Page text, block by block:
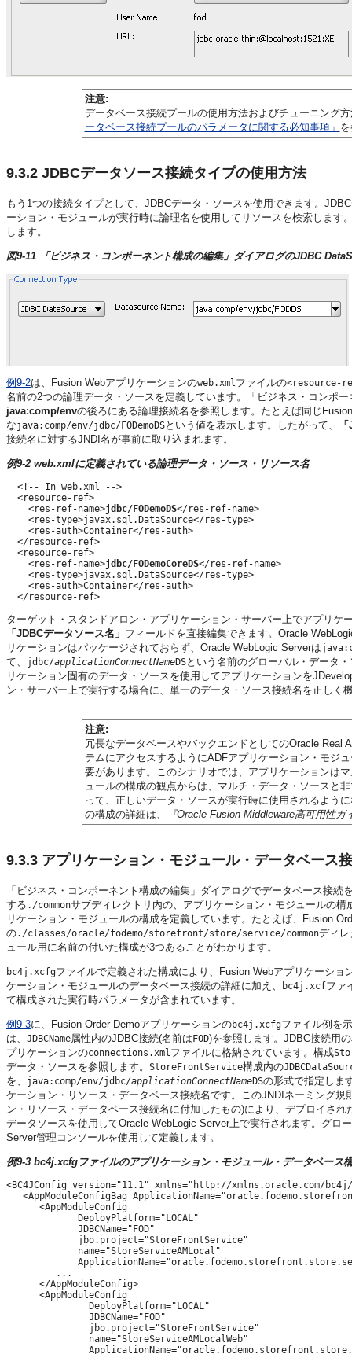
注意:
データベース接続プールの使用方法およびチューニング
ータベース接続プールのパラメータに関する必知事項」
9.3.2 JDBCデータソース接続タイプの使用方法
もう1つの接続タイプとして、JDBCデータ・ソースを使用できます。
ーション・モジュールが実行時に論理名を使用してリソースを検索します
します。
図9-11 「ビジネス・コンポーネント構成の編集」ダイアログのJDBC
例9-2は、Fusion Webアプリケーションのweb.xmlファイルの<resource-
名前の2つの論理データ・ソースを定義しています。「ビジネス・コンポ
java:comp/envの後ろにある論理接続名を参照します。たとえば同じ
なjava:comp/env/jdbc/FODemoDSという値を表示します。したがって、
接続名に対するJNDI名が事前に取り込まれます。
例9-2 web.xmlに定義されている論理データ・ソース・リソース名
  <!-- In web.xml -->
  <resource-ref>
    <res-ref-name>
jdbc/FODemoDS</res-ref-name>
    <res-type>javax.sql.DataSource</res-type>
    <res-auth>Container</res-auth>
  </resource-ref>
  <resource-ref>
    <res-ref-name>
jdbc/FODemoCoreDS</res-ref-name>
    <res-type>javax.sql.DataSource</res-type>
    <res-auth>Container</res-auth>
ターゲット・スタンドアロン・アプリケーション・サーバー上でアプリ
「JDBCデータソース名」 フィールドを直接編集できます。Oracle
リケーションはパッケージされておらず、Oracle WebLogic Serverは
て、 jdbc/applicationConnectNameDSという名前のグローバル・データ
リケーション固有のデータ・ソースを使用してアプリケーションを
ン・サーバー上で実行する場合に、単一のデータ・ソース接続名を正しく
注意:
冗長なデータベースやバックエンドとしてのOracle Real
テムにアクセスするようにADFアプリケーション・モジ
要があります。このシナリオでは、アプリケーションは
ュールの構成の観点からは、マルチ・データ・ソースと
って、正しいデータ・ソースが実行時に使用されるよう
の構成の詳細は、
『Oracle Fusion Middleware高可用性ガ
9.3.3 アプリケーション・モジュール・データベース
「ビジネス・コンポーネント構成の編集」ダイアログでデータベース接
する ./commonサブディレクトリ内の、アプリケーション・モジュールの構
リケーション・モジュールの構成を定義しています。たとえば、Fusion
の./classes/oracle/fodemo/storefront/store/service/commonディレ
ュール用に名前の付いた構成が3つあることがわかります。
bc4j.xcfgファイルで定義された構成により、Fusion Webアプリケーシ
ケーション・モジュールのデータベース接続の詳細に加え、
bc4j.xcfファ
て構成された実行時パラメータが含まれています。
例9-3に、Fusion Order Demoアプリケーションのbc4j.xcfgファイル例を
は、 JDBCName属性内のJDBC接続(名前は FOD)を参照します。JDBC接続用
プリケーションのconnections.xmlファイルに格納されています。構成
データ・ソースを参照します。 StoreFrontService構成内の
を、 java:comp/env/jdbc/applicationConnectNameDSの形式で指定しま
ケーション・リソース・データベース接続名です。このJNDIネーミング規
ン・リソース・データベース接続名に付加したもの)により、デプロイさ
データソースを使用してOracle WebLogic Server上で実行されます。グロ
Server管理コンソールを使用して定義します。
例9-3 bc4j.xcfgファイルのアプリケーション・モジュール・データベース
<BC4JConfig version="11.1" xmlns="http://xmlns.oracle.com/
<AppModuleConfigBag
      <AppModuleConfig
             DeployPlatform="LOCAL"
             JDBCName="FOD"
             jbo.project="StoreFrontService"
             name="StoreServiceAMLocal"
         ...
      </AppModuleConfig>
      <AppModuleConfig
               DeployPlatform="LOCAL"
               JDBCName="FOD"
               jbo.project="StoreFrontService"
               name="StoreServiceAMLocalWeb"